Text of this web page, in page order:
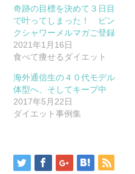
(新
し
い
ウ
ィ
ン
ド
ウ
で
開
き
す)
ッ
ク
し
て
く
だ
さ
い
(新
い
ウ
ィ
ン
ド
ウ
奇跡の目標を決めて３日目
で叶ってしまった！ ピン
クシャワーメルマガご登録
2021年1月16日
食べて痩せるダイエット
海外通信生の４０代モデル
体型へ、そしてキープ中
2017年5月22日
ダイエット事例集